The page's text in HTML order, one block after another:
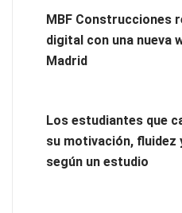
nueva web de reformas en
MBF Construcciones
digital con una nueva
Madrid
Los estudiantes que
su motivación,
según un estudio